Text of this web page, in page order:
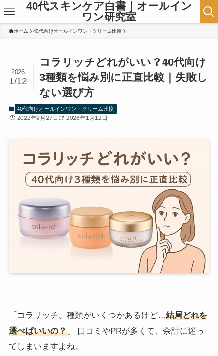
40代スキンケア白書｜オールイン
ワン研究室
ホーム 40代向けオールインワン・クリーム比較
コラリッチどれがいい？40代向け
3種類を悩み別に正直比較｜失敗し
ない選び方
2026
1/12
40代向けオールインワン・クリーム比較
2022年9月27日 2026年1月12日
「コラリッチ、種類がいくつかあるけど…結局どれを
選べばいいの？」 口コミやPRが多くて、余計に迷っ
てしまいますよね。